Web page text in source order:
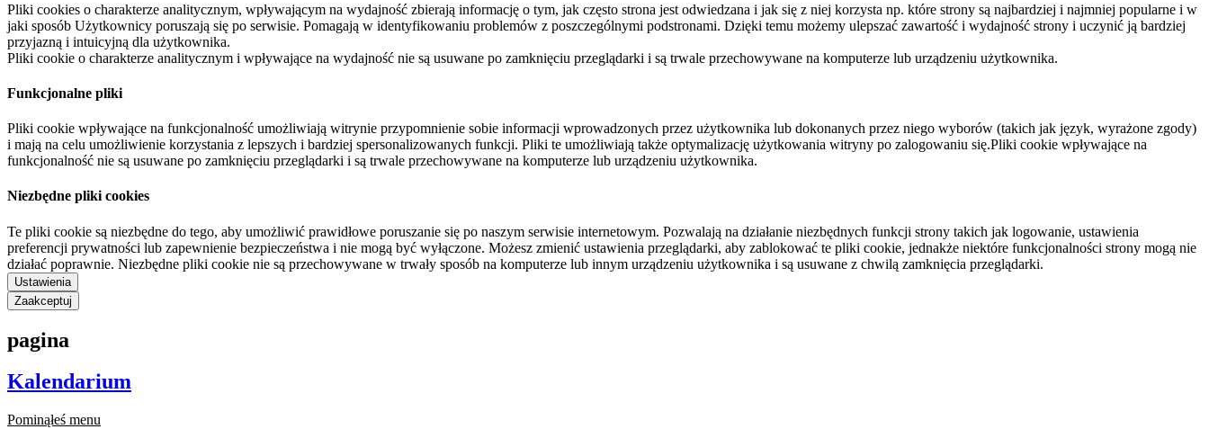
Pliki cookies o charakterze analitycznym, wpływającym na wydajność zbierają informację o tym, jak często strona jest odwiedzana i jak się z niej korzysta np. które strony są najbardziej i najmniej popularne i w
jaki sposób Użytkownicy poruszają się po serwisie. Pomagają w identyfikowaniu problemów z poszczególnymi podstronami. Dzięki temu możemy ulepszać zawartość i wydajność strony i uczynić ją bardziej
przyjazną i intuicyjną dla użytkownika.
Pliki cookie o charakterze analitycznym i wpływające na wydajność nie są usuwane po zamknięciu przeglądarki i są trwale przechowywane na komputerze lub urządzeniu użytkownika.
Funkcjonalne pliki
Pliki cookie wpływające na funkcjonalność umożliwiają witrynie przypomnienie sobie informacji wprowadzonych przez użytkownika lub dokonanych przez niego wyborów (takich jak język, wyrażone zgody)
i mają na celu umożliwienie korzystania z lepszych i bardziej spersonalizowanych funkcji. Pliki te umożliwiają także optymalizację użytkowania witryny po zalogowaniu się.Pliki cookie wpływające na
funkcjonalność nie są usuwane po zamknięciu przeglądarki i są trwale przechowywane na komputerze lub urządzeniu użytkownika.
Niezbędne pliki cookies
Te pliki cookie są niezbędne do tego, aby umożliwić prawidłowe poruszanie się po naszym serwisie internetowym. Pozwalają na działanie niezbędnych funkcji strony takich jak logowanie, ustawienia
preferencji prywatności lub zapewnienie bezpieczeństwa i nie mogą być wyłączone. Możesz zmienić ustawienia przeglądarki, aby zablokować te pliki cookie, jednakże niektóre funkcjonalności strony mogą nie
działać poprawnie. Niezbędne pliki cookie nie są przechowywane w trwały sposób na komputerze lub innym urządzeniu użytkownika i są usuwane z chwilą zamknięcia przeglądarki.
Ustawienia
Zaakceptuj
pagina
Kalendarium
Pominąłeś menu